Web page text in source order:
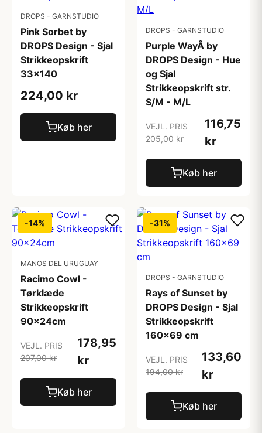
DROPS - GARNSTUDIO
Pink Sorbet by
DROPS Design - Sjal
Strikkeopskrift
33x140
224,00 kr
Køb her
DROPS - GARNSTUDIO
Purple WayÂ by
DROPS Design - Hue
og Sjal
Strikkeopskrift str.
S/M - M/L
VEJL. PRIS
205,00 kr
116,75
kr
Køb her
-14%
MANOS DEL URUGUAY
Racimo Cowl -
Tørklæde
Strikkeopskrift
90x24cm
VEJL. PRIS
207,00 kr
178,95
kr
Køb her
-31%
DROPS - GARNSTUDIO
Rays of Sunset by
DROPS Design - Sjal
Strikkeopskrift
160x69 cm
VEJL. PRIS
194,00 kr
133,60
kr
Køb her